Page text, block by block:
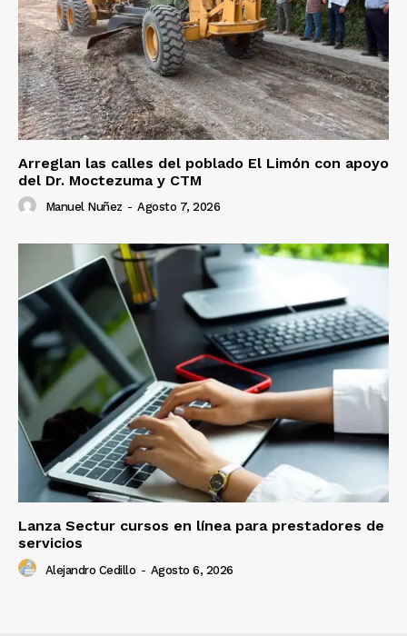
Arreglan las calles del poblado El Limón con apoyo
del Dr. Moctezuma y CTM
Manuel Nuñez - Agosto 7, 2026
Lanza Sectur cursos en línea para prestadores de
servicios
Alejandro Cedillo - Agosto 6, 2026